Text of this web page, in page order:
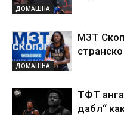
ДОМАШНА
ДОМАШНА
МЗТ
ТФТ
дабл“